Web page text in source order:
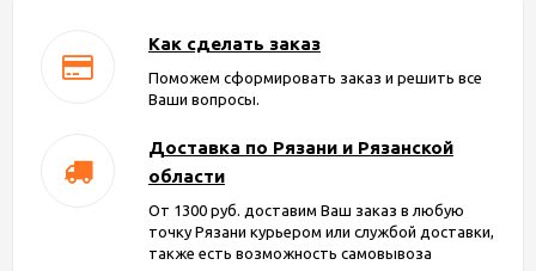
Как сделать заказ
Поможем сформировать заказ и решить все
Ваши вопросы.
Доставка по Рязани и Рязанской
области
От 1300 руб. доставим Ваш заказ в любую
точку Рязани курьером или службой доставки,
также есть возможность самовывоза